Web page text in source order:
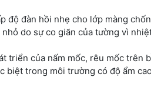
độ đàn hồi nhẹ cho lớp màng
do sự co giãn của tường vì
triển của nấm mốc, rêu mốc trên
biệt trong môi trường có độ ẩm